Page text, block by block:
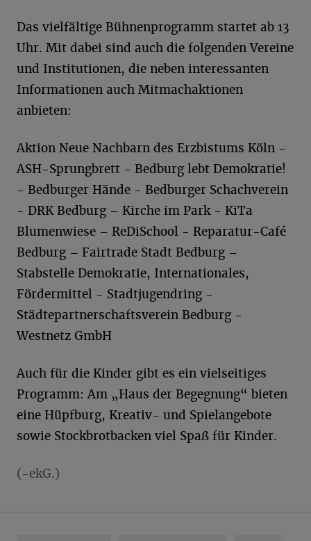
Das vielfältige Bühnenprogramm startet ab 13
Uhr. Mit dabei sind auch die folgenden Vereine
und Institutionen, die neben interessanten
Informationen auch Mitmachaktionen
anbieten:
Aktion Neue Nachbarn des Erzbistums Köln -
ASH-Sprungbrett - Bedburg lebt Demokratie!
- Bedburger Hände - Bedburger Schachverein
- DRK Bedburg – Kirche im Park - KiTa
Blumenwiese – ReDiSchool - Reparatur-Café
Bedburg – Fairtrade Stadt Bedburg –
Stabstelle Demokratie, Internationales,
Fördermittel - Stadtjugendring -
Städtepartnerschaftsverein Bedburg -
Westnetz GmbH
Auch für die Kinder gibt es ein vielseitiges
Programm: Am „Haus der Begegnung“ bieten
eine Hüpfburg, Kreativ- und Spielangebote
sowie Stockbrotbacken viel Spaß für Kinder.
(-ekG.)